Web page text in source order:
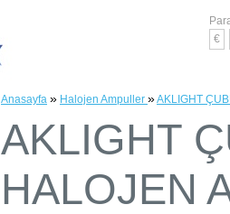
€
Anasayfa » Halojen Ampuller »AKLIGHT
AKLIGHT
HALOJEN